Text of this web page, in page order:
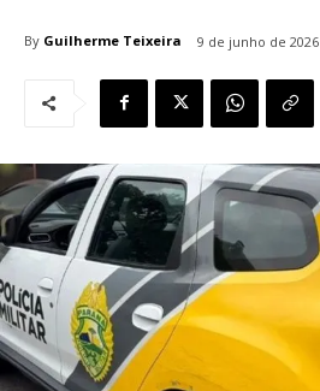
By Guilherme Teixeira 9 de junho de 2026